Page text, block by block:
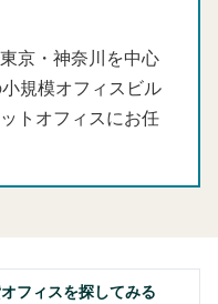
京・神奈川を中心
規模オフィスビル
トオフィスにお任
フィスを探してみる